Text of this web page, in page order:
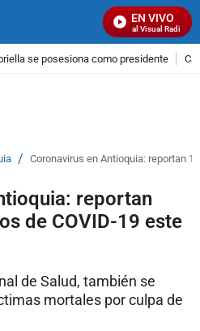
EN VIVO
Señal Visual Radio
se posesiona como presidente
/ Coronavirus en Antioquia: reportan
reportan
de COVID-19 este
de Salud, también se
mortales por culpa de